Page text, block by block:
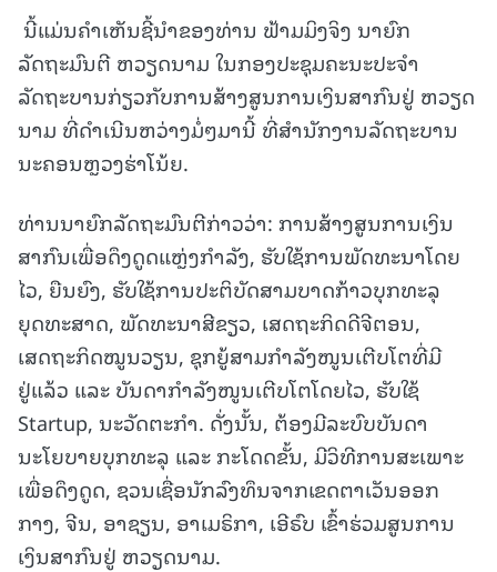
ນີ້ແມ່ນຄຳເຫັນຊີ້ນຳຂອງທ່ານ ຟ້າມມິງຈິງ ນາຍົກ
ລັດຖະມົນຕີ ຫວຽດນາມ ໃນກອງປະຊຸມຄະນະປະຈຳ
ລັດຖະບານກ່ຽວກັບການສ້າງສູນການເງິນສາກົນຢູ່ ຫວຽດ
ນາມ ທີ່ດຳເນີນຫວ່າງມໍ່ໆມານີ້ ທີ່ສຳນັກງານລັດຖະບານ
ນະຄອນຫຼວງຮ່າໂນ້ຍ.
ທ່ານນາຍົກລັດຖະມົນຕີກ່າວວ່າ: ການສ້າງສູນການເງິນ
ສາກົນເພື່ອດຶງດູດແຫຼ່ງກຳລັງ, ຮັບໃຊ້ການພັດທະນາໂດຍ
ໄວ, ຍືນຍົງ, ຮັບໃຊ້ການປະຕິບັດສາມບາດກ້າວບຸກທະລຸ
ຍຸດທະສາດ, ພັດທະນາສີຂຽວ, ເສດຖະກິດດີຈີຕອນ,
ເສດຖະກິດໝູນວຽນ, ຊຸກຍູ້ສາມກຳລັງໜູນເຕີບໂຕທີ່ມີ
ຢູ່ແລ້ວ ແລະ ບັນດາກຳລັງໜູນເຕີບໂຕໂດຍໄວ, ຮັບໃຊ້
Startup, ນະວັດຕະກຳ. ດັ່ງນັ້ນ, ຕ້ອງມີລະບົບບັນດາ
ນະໂຍບາຍບຸກທະລຸ ແລະ ກະໂດດຂັ້ນ, ມີວິທີການສະເພາະ
ເພື່ອດຶງດູດ, ຊວນເຊື່ອນັກລົງທຶນຈາກເຂດຕາເວັນອອກ
ກາງ, ຈີນ, ອາຊຽນ, ອາເມຣິກາ, ເອີຣົບ ເຂົ້າຮ່ວມສູນການ
ເງິນສາກົນຢູ່ ຫວຽດນາມ.